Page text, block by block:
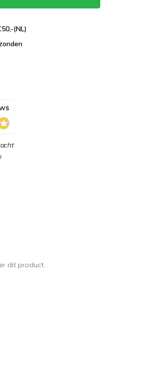
(NL)
dit product.